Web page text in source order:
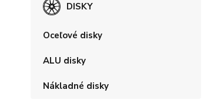
DISKY
Oceľové disky
ALU disky
Nákladné disky